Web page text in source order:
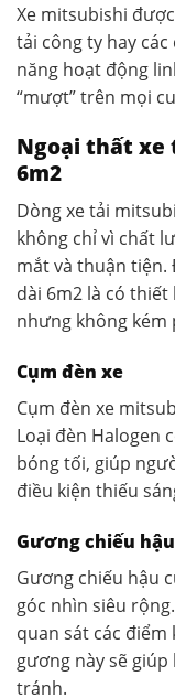
Xe mitsubishi
tải công ty hay
năng hoạt động
“mượt” trên mọi
Ngoại thất xe
6m2
Dòng xe tải
không chỉ vì chất
mắt và thuận
dài 6m2 là có
nhưng không kém
Cụm đèn xe
Cụm đèn xe
Loại đèn Halogen
bóng tối, giúp
điều kiện thiếu
Gương chiếu hậu
Gương chiếu hậu
góc nhìn siêu
quan sát các điểm
gương này sẽ
tránh.